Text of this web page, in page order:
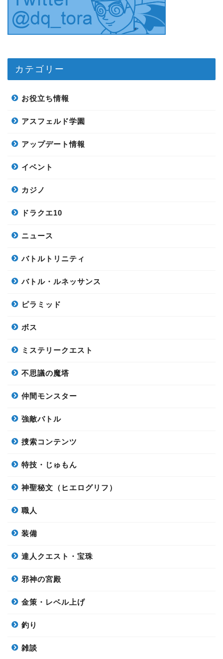
カテゴリー
お役立ち情報
アスフェルド学園
アップデート情報
イベント
カジノ
ドラクエ10
ニュース
バトルトリニティ
バトル・ルネッサンス
ピラミッド
ボス
ミステリークエスト
不思議の魔塔
仲間モンスター
強敵バトル
捜索コンテンツ
特技・じゅもん
神聖秘文（ヒエログリフ）
職人
装備
達人クエスト・宝珠
邪神の宮殿
金策・レベル上げ
釣り
雑談